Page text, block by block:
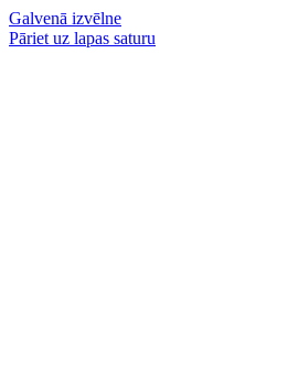
Galvenā izvēlne
Pāriet uz lapas saturu